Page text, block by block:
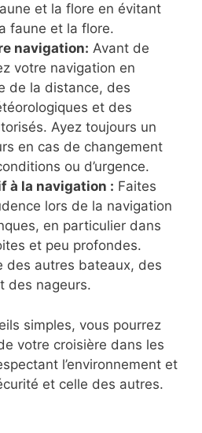
et la flore en évitant
faune et la flore.
navigation: Avant de
votre navigation en
de la distance, des
et des
Ayez toujours un
en cas de changement
ou d’urgence.
à la navigation : Faites
lors de la navigation
en particulier dans
et peu profondes.
des autres bateaux, des
des nageurs.
simples, vous pourrez
votre croisière dans les
l’environnement et
et celle des autres.